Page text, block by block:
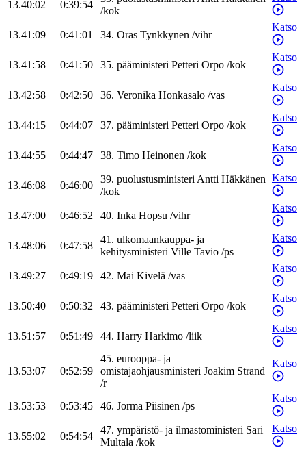
13.40:02 0:39:54
/kok
13.41:09 0:41:01 34. Oras Tynkkynen /vihr
Katso
13.41:58 0:41:50 35. pääministeri Petteri Orpo /kok
Katso
13.42:58 0:42:50 36. Veronika Honkasalo /vas
Katso
13.44:15 0:44:07 37. pääministeri Petteri Orpo /kok
Katso
13.44:55 0:44:47 38. Timo Heinonen /kok
Katso
13.46:08 0:46:00
39. puolustusministeriAntti Häkkänen
/kok
Katso
13.47:00 0:46:52 40. Inka Hopsu /vihr
Katso
13.48:06 0:47:58
41. ulkomaankauppa- ja
kehitysministeri Ville Tavio /ps
Katso
13.49:27 0:49:19 42. Mai Kivelä /vas
Katso
13.50:40 0:50:32 43. pääministeri Petteri Orpo /kok
Katso
13.51:57 0:51:49 44. Harry Harkimo /liik
Katso
13.53:07 0:52:59
45. eurooppa- ja
omistajaohjausministeri Joakim Strand
/r
Katso
13.53:53 0:53:45 46. Jorma Piisinen /ps
Katso
13.55:02 0:54:54
47. ympäristö- ja ilmastoministeri Sari
Multala /kok
Katso